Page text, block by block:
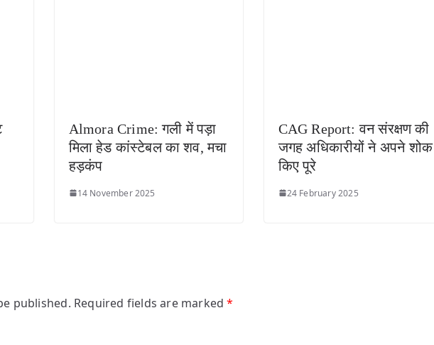
Almora Crime: गली में पड़ा
मिला हेड कांस्टेबल का शव, मचा
हड़कंप
14 November 2025
CAG Report: वन संरक्षण की
जगह अधिकारीयों ने अपने शोक
किए पूरे
24 February 2025
published. Required fields are marked*